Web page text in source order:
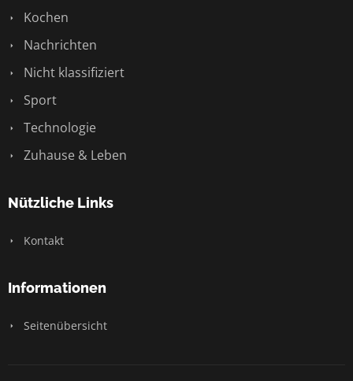
Kochen
Nachrichten
Nicht klassifiziert
Sport
Technologie
Zuhause & Leben
Nützliche Links
Kontakt
Informationen
Seitenübersicht